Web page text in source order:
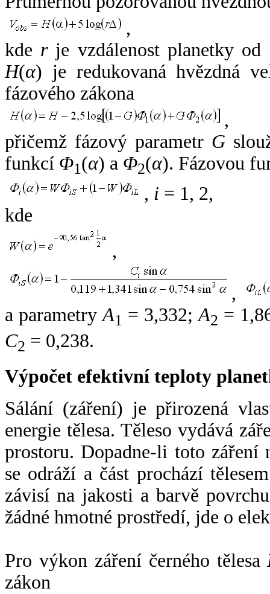
,
kde rje vzdálenost planetky od
H(α) je redukovaná hvězdná
fázového zákona
,
přičemž fázový parametr G
funkcí Φ1(α) a Φ2(α). Fázovou
, i = 1, 2,
kde
,
,
a parametryA1 = 3,332;A2 =
C2 = 0,238.
Výpočet efektivní teploty
Sálání (záření) je přirozená
energie tělesa. Těleso vydává
prostoru. Dopadne-li toto záření
se odráží a část prochází
závisí na jakosti a barvě
žádné hmotné prostředí, jde o
Pro výkon záření černého tělesa
zákon